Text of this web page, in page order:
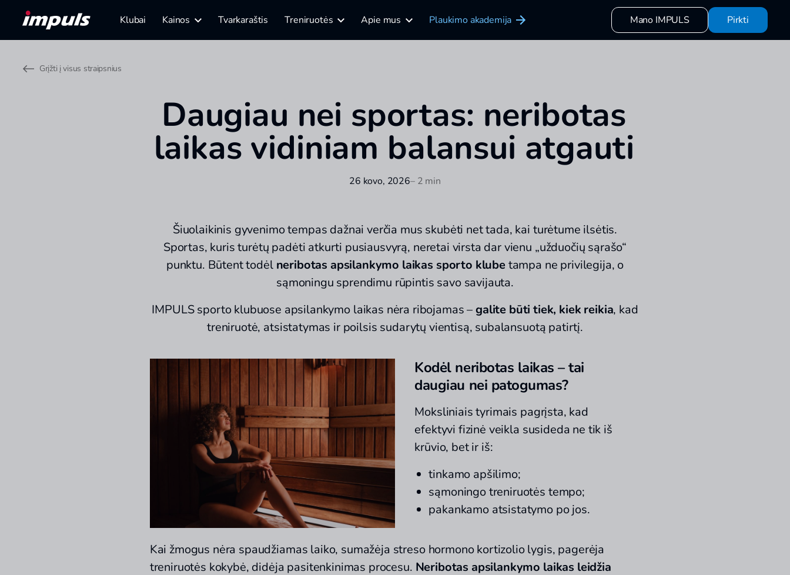
Klubai Kainos Tvarkaraštis Treniruotės Apie mus Plaukimo akademija Mano IMPULS Pirkti
Grįžti į visus straipsnius
Daugiau nei sportas: neribotas
laikas vidiniam balansui atgauti
26 kovo, 2026– 2 min
Šiuolaikinis gyvenimo tempas dažnai verčia mus skubėti net tada, kai turėtume ilsėtis.
Sportas, kuris turėtų padėti atkurti pusiausvyrą, neretai virsta dar vienu „užduočių sąrašo“
punktu. Būtent todėl neribotas apsilankymo laikas sporto klubetampa ne privilegija, o
sąmoningu sprendimu rūpintis savo savijauta.
IMPULS sporto klubuose apsilankymo laikas nėra ribojamas –galite būti tiek, kiek reikia, kad
treniruotė, atsistatymas ir poilsis sudarytų vientisą, subalansuotą patirtį.
Kodėl neribotas laikas – tai
daugiau nei patogumas?
Moksliniais tyrimais pagrįsta, kad
efektyvi fizinė veikla susideda ne tik iš
krūvio, bet ir iš:
tinkamo apšilimo;
sąmoningo treniruotės tempo;
pakankamo atsistatymo po jos.
Kai žmogus nėra spaudžiamas laiko, sumažėja streso hormono kortizolio lygis, pagerėja
treniruotės kokybė, didėja pasitenkinimas procesu. Neribotas apsilankymo laikas leidžia